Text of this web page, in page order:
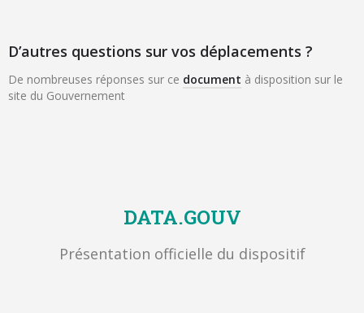
D’autres questions sur vos déplacements ?
De nombreuses réponses sur ce document à disposition sur le
site du Gouvernement
DATA.GOUV
Présentation officielle du dispositif